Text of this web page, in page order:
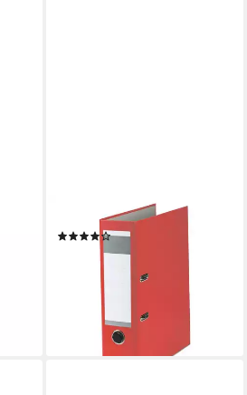
Aktenordner Basic, breit, A4
(6)
lieferbar - in 2-3 Werktagen bei dir